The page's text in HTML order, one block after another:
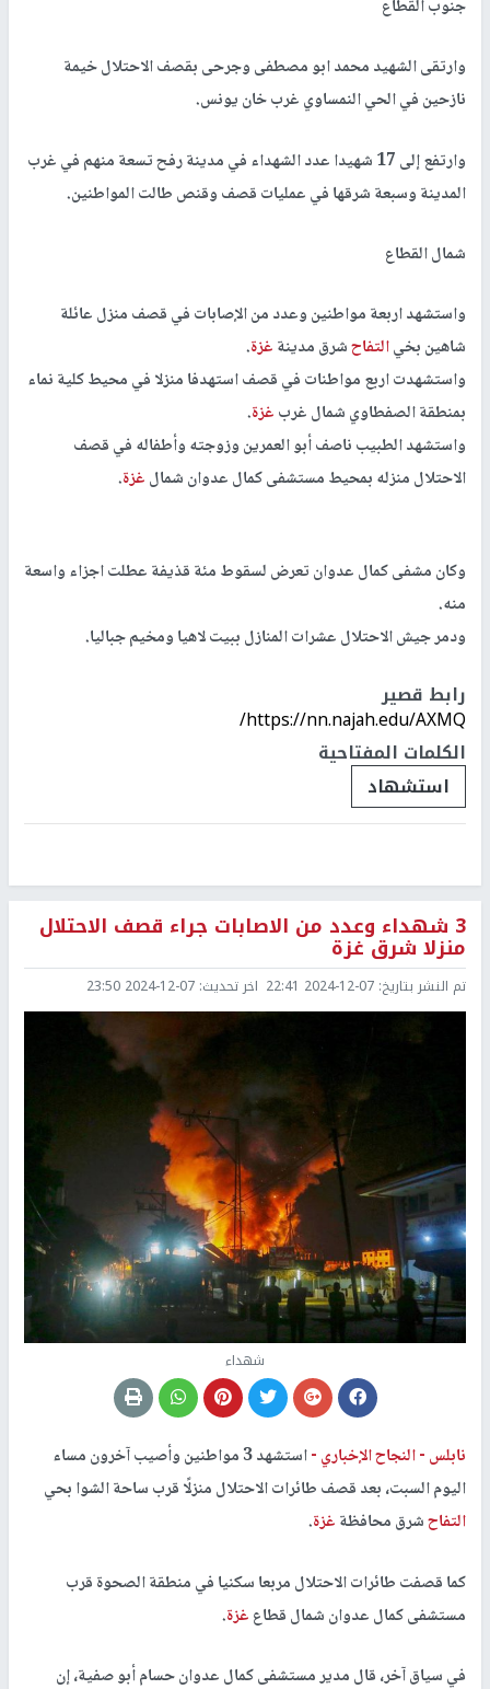
جنوب القطاع
وارتقى الشهيد محمد ابو مصطفى وجرحى بقصف الاحتلال خيمة
نازحين في الحي النمساوي غرب خان يونس.
وارتفع إلى 17 شهيدا عدد الشهداء في مدينة رفح تسعة منهم في غرب
المدينة وسبعة شرقها في عمليات قصف وقنص طالت المواطنين.
شمال القطاع
واستشهد اربعة مواطنين وعدد من الإصابات في قصف منزل عائلة
شاهين بخيالتفاحشرق مدينةغزة.
واستشهدت اربع مواطنات في قصف استهدفا منزلا في محيط كلية نماء
بمنطقة الصفطاوي شمال غربغزة.
واستشهد الطبيب ناصف أبو العمرين وزوجته وأطفاله في قصف
الاحتلال منزله بمحيط مستشفى كمال عدوان شمالغزة.
وكان مشفى كمال عدوان تعرض لسقوط مئة قذيفة عطلت اجزاء واسعة
منه.
ودمر جيش الاحتلال عشرات المنازل ببيت لاهيا ومخيم جباليا.
رابط قصير
https://nn.najah.edu/AXMQ/
الكلمات المفتاحية
استشهاد
3 شهداء وعدد من الاصابات جراء قصف الاحتلال
منزلا شرق غزة
تم النشر بتاريخ: 2024-12-07 22:41 اخر تحديث: 2024-12-07 23:50
شهداء
نابلس -النجاح الإخباري -
استشهد 3 مواطنين وأصيب آخرون مساء
اليوم السبت، بعد قصف طائرات الاحتلال منزلًا قرب ساحة الشوا بحي
التفاحشرق محافظةغزة.
كما قصفت طائرات الاحتلال مربعا سكنيا في منطقة الصحوة قرب
مستشفى كمال عدوان شمال قطاعغزة.
في سياق آخر، قال مدير مستشفى كمال عدوان حسام أبو صفية، إن